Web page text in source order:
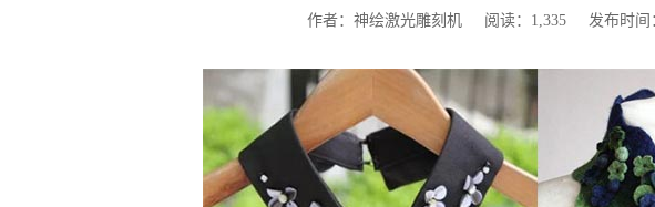
作者：神绘激光雕刻机 阅读：1,335 发布时间